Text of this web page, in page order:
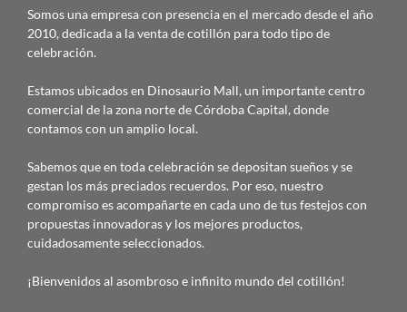
Somos una empresa con presencia en el mercado desde el año
2010, dedicada a la venta de cotillón para todo tipo de
celebración.
Estamos ubicados en Dinosaurio Mall, un importante centro
comercial de la zona norte de Córdoba Capital, donde
contamos con un amplio local.
Sabemos que en toda celebración se depositan sueños y se
gestan los más preciados recuerdos. Por eso, nuestro
compromiso es acompañarte en cada uno de tus festejos con
propuestas innovadoras y los mejores productos,
cuidadosamente seleccionados.
¡Bienvenidos al asombroso e infinito mundo del cotillón!